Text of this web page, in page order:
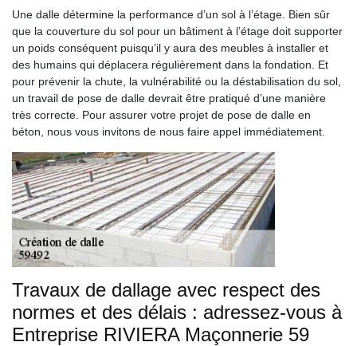
Une dalle détermine la performance d’un sol à l’étage. Bien sûr
que la couverture du sol pour un bâtiment à l’étage doit supporter
un poids conséquent puisqu’il y aura des meubles à installer et
des humains qui déplacera régulièrement dans la fondation. Et
pour prévenir la chute, la vulnérabilité ou la déstabilisation du sol,
un travail de pose de dalle devrait être pratiqué d’une manière
très correcte. Pour assurer votre projet de pose de dalle en
béton, nous vous invitons de nous faire appel immédiatement.
Travaux de dallage avec respect des
normes et des délais : adressez-vous à
Entreprise RIVIERA Maçonnerie 59